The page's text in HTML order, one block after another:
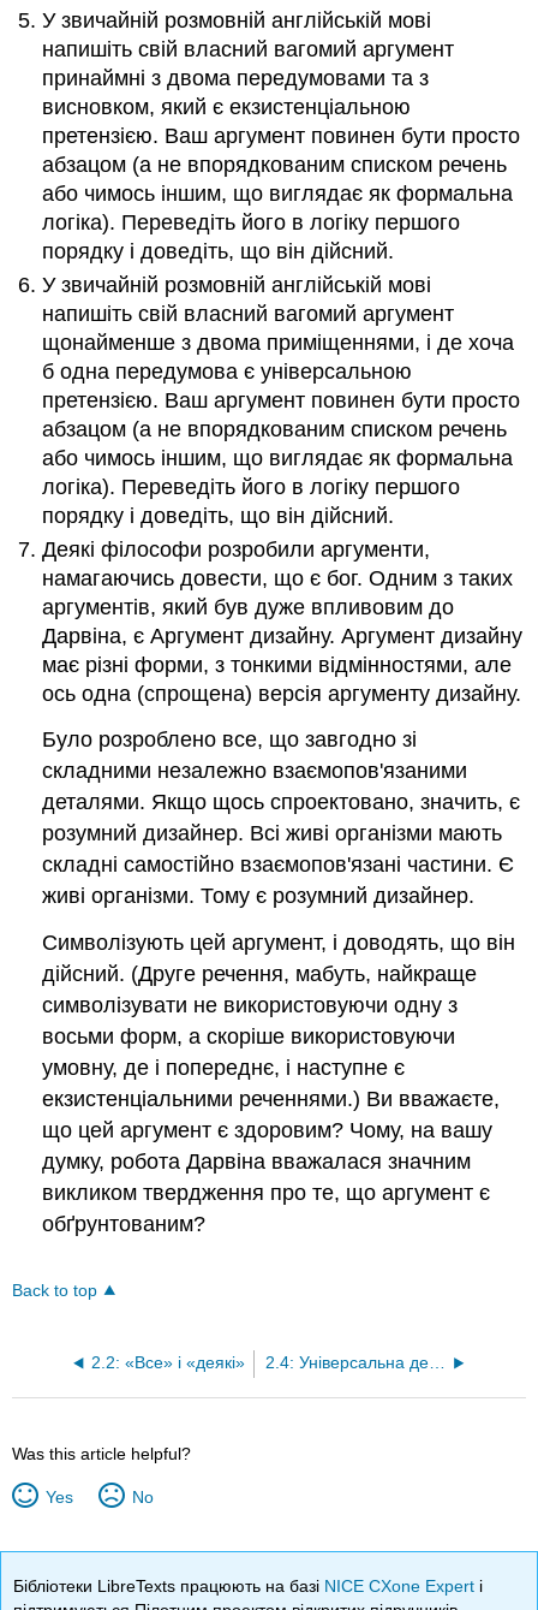
У звичайній розмовній англійській мові
напишіть свій власний вагомий аргумент
принаймні з двома передумовами та з
висновком, який є екзистенціальною
претензією. Ваш аргумент повинен бути просто
абзацом (а не впорядкованим списком речень
або чимось іншим, що виглядає як формальна
логіка). Переведіть його в логіку першого
порядку і доведіть, що він дійсний.
У звичайній розмовній англійській мові
напишіть свій власний вагомий аргумент
щонайменше з двома приміщеннями, і де хоча
б одна передумова є універсальною
претензією. Ваш аргумент повинен бути просто
абзацом (а не впорядкованим списком речень
або чимось іншим, що виглядає як формальна
логіка). Переведіть його в логіку першого
порядку і доведіть, що він дійсний.
Деякі філософи розробили аргументи,
намагаючись довести, що є бог. Одним з таких
аргументів, який був дуже впливовим до
Дарвіна, є Аргумент дизайну. Аргумент дизайну
має різні форми, з тонкими відмінностями, але
ось одна (спрощена) версія аргументу дизайну.
Було розроблено все, що завгодно зі
складними незалежно взаємопов'язаними
деталями. Якщо щось спроектовано, значить, є
розумний дизайнер. Всі живі організми мають
складні самостійно взаємопов'язані частини. Є
живі організми. Тому є розумний дизайнер.
Символізують цей аргумент, і доводять, що він
дійсний. (Друге речення, мабуть, найкраще
символізувати не використовуючи одну з
восьми форм, а скоріше використовуючи
умовну, де і попереднє, і наступне є
екзистенціальними реченнями.) Ви вважаєте,
що цей аргумент є здоровим? Чому, на вашу
думку, робота Дарвіна вважалася значним
викликом твердження про те, що аргумент є
обґрунтованим?
Back to top
2.2: «Все» і «деякі» 2.4: Універсальна деривація
Was this article helpful?
Yes No
Бібліотеки LibreTexts працюють на базі NICE CXone Expert і